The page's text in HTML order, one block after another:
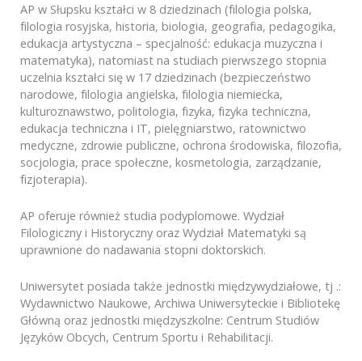
AP w Słupsku kształci w 8 dziedzinach (filologia polska,
filologia rosyjska, historia, biologia, geografia, pedagogika,
edukacja artystyczna – specjalność: edukacja muzyczna i
matematyka), natomiast na studiach pierwszego stopnia
uczelnia kształci się w 17 dziedzinach (bezpieczeństwo
narodowe, filologia angielska, filologia niemiecka,
kulturoznawstwo, politologia, fizyka, fizyka techniczna,
edukacja techniczna i IT, pielęgniarstwo, ratownictwo
medyczne, zdrowie publiczne, ochrona środowiska, filozofia,
socjologia, prace społeczne, kosmetologia, zarządzanie,
fizjoterapia).
AP oferuje również studia podyplomowe. Wydział
Filologiczny i Historyczny oraz Wydział Matematyki są
uprawnione do nadawania stopni doktorskich.
Uniwersytet posiada także jednostki międzywydziałowe, tj .:
Wydawnictwo Naukowe, Archiwa Uniwersyteckie i Bibliotekę
Główną oraz jednostki międzyszkolne: Centrum Studiów
Języków Obcych, Centrum Sportu i Rehabilitacji.